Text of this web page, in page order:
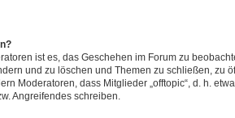
ist es, das Geschehen im Forum zu
und zu löschen und Themen zu schließen, zu
Moderatoren, dass Mitglieder „offtopic“, d. h.
Angreifendes schreiben.